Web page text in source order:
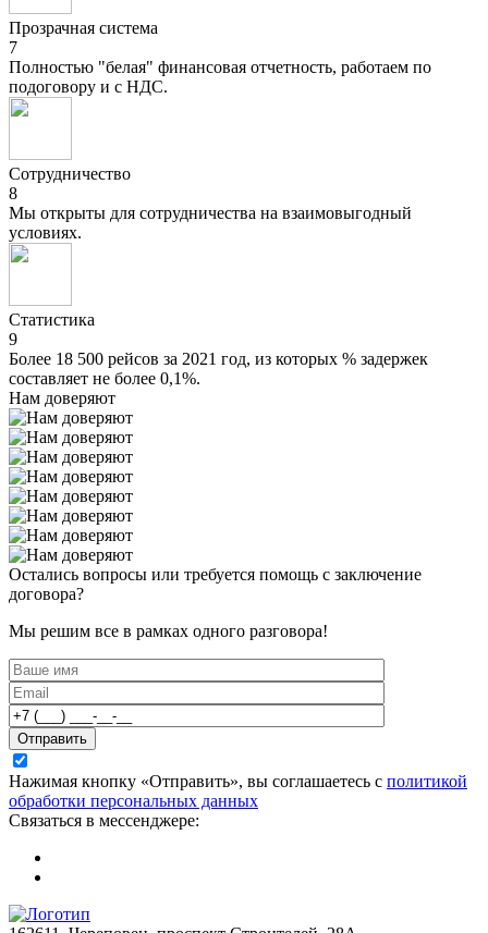
Прозрачная система
7
Полностью "белая" финансовая отчетность, работаем по
подоговору и с НДС.
Сотрудничество
8
Мы открыты для сотрудничества на взаимовыгодный
условиях.
Статистика
9
Более 18 500 рейсов за 2021 год, из которых % задержек
составляет не более 0,1%.
Нам доверяют
Остались вопросы или требуется помощь с заключение
договора?
Мы решим все в рамках одного разговора!
Отправить
Нажимая кнопку «Отправить», вы соглашаетесь с политикой
обработки персональных данных
Связаться в мессенджере: